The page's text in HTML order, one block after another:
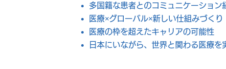
多国籍な患者とのコミュニケーション
医療×グローバル×新しい仕組みづくり
医療の枠を超えたキャリアの可能性
日本にいながら、世界と関わる医療を